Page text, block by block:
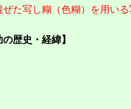
た写し糊（色糊）を用いる
の歴史・経緯】